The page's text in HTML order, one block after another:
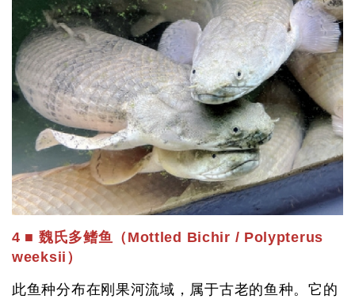
4 ■ 魏氏多鳍鱼（Mottled Bichir / Polypterus
weeksii）
此鱼种分布在刚果河流域，属于古老的鱼种。它的